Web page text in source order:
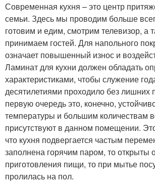
Современная кухня – это центр
семьи. Здесь мы проводим больше
готовим и едим, смотрим телевизор, а
принимаем гостей. Для напольного
означает повышенный износ и
Ламинат для кухни должен обладать
характеристиками, чтобы служение
десятилетиями проходило без лишних
первую очередь это, конечно,
температуры и большим количествам
присутствуют в данном помещении.
что кухня подвергается частым
заполнена горячим паром, то открыты
приготовления пищи, то при мытье
пролилась на пол.